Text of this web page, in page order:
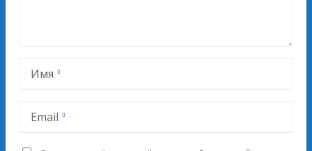
Имя
Email